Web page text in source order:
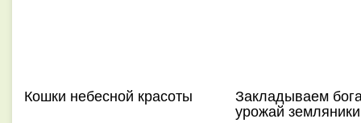
Кошки небесной красоты Закладываем
урожай земляники